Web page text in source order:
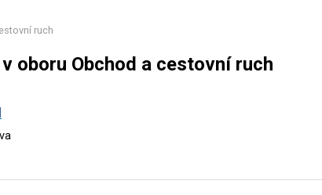
ruch
oboru Obchod a cestovní ruch